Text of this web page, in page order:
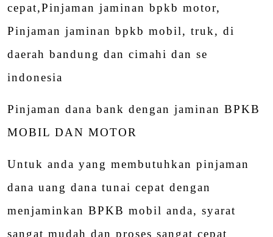
cepat,Pinjaman jaminan bpkb motor,
Pinjaman jaminan bpkb mobil, truk, di
daerah bandung dan cimahi dan se
indonesia
Pinjaman dana bank dengan jaminan BPKB
MOBIL DAN MOTOR
Untuk anda yang membutuhkan pinjaman
dana uang dana tunai cepat dengan
menjaminkan BPKB mobil anda, syarat
sangat mudah dan proses sangat cepat